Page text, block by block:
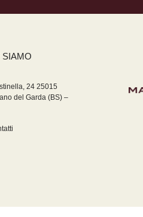
SIAMO
24 25015
del Garda (BS) –